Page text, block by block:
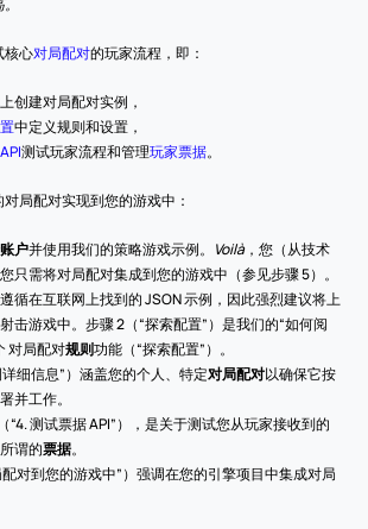
核心对局配对的玩家流程，即：
上创建对局配对实例，
中定义规则和设置，
API测试玩家流程和管理玩家票据。
局配对实现到您的游戏中：
户并使用我们的策略游戏示例。 Voilà，您（从技术
只需将对局配对集成到您的游戏中（参见步骤 5）。
循在互联网上找到的 JSON 示例，因此强烈建议将上
击游戏中。步骤 2（“探索配置”）是我们的“如何阅
对局配对规则功能（“探索配置”）。
细信息”）涵盖您的个人、特定对局配对以确保它按
并工作。
“4. 测试票据 API”），是关于测试您从玩家接收到的
谓的票据。
对到您的游戏中”）强调在您的引擎项目中集成对局